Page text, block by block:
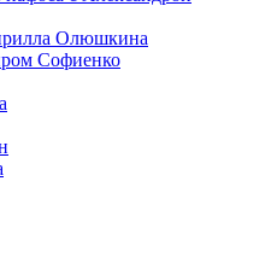
Олюшкина
Софиенко